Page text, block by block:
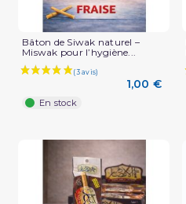
Bâton de Siwak naturel –
Miswak pour l’hygiène...
1,00 €
En stock